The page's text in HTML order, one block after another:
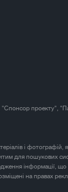
проекту",
і
для пошукових
інформації, що
на правах